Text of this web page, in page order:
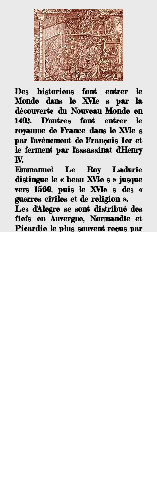
Des historiens font entrer le
Monde dans le XVIe s par la
découverte du Nouveau Monde en
1492. D'autres font entrer le
royaume de France dans le XVIe s
par l'avènement de François 1er et
le ferment par l'assassinat d'Henry
IV.
Emmanuel Le Roy Ladurie
distingue le « beau XVIe s » jusque
vers 1560, puis le XVIe s des «
guerres civiles et de religion ».
Les d'Alegre se sont distribué des
fiefs en Auvergne, Normandie et
Picardie le plus souvent reçus par